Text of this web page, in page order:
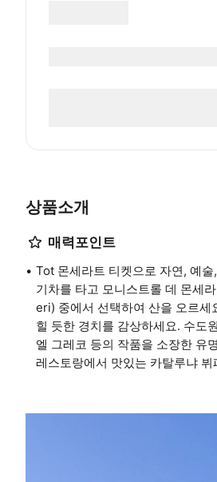
상품소개
매력포인트
Tot 몬세라트 티켓으로 자연, 예
기차를 타고 모니스트롤 데 몬세
eri) 중에서 선택하여 산을 오르세
힐 듯한 경치를 감상하세요. 수도
엘 그레코 등의 작품을 소장한 유
레스토랑에서 맛있는 카탈루냐